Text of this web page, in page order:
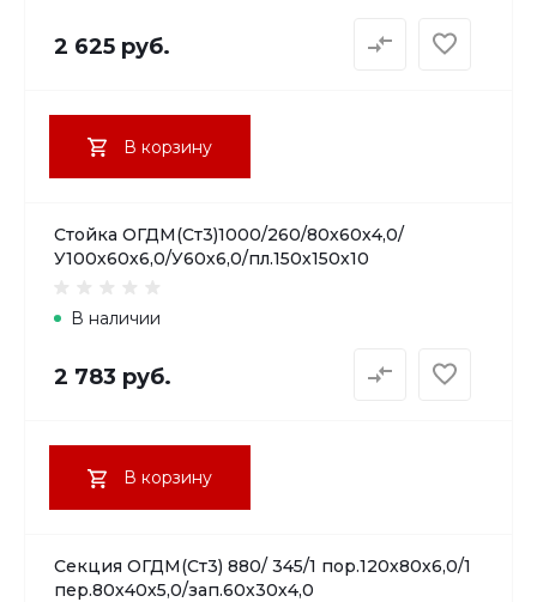
2 625 руб.
В корзину
Стойка ОГДМ(Ст3)1000/260/80х60х4,0/
У100х60х6,0/У60х6,0/пл.150х150х10
В наличии
2 783 руб.
В корзину
Секция ОГДМ(Ст3) 880/ 345/1 пор.120х80х6,0/1
пер.80х40х5,0/зап.60х30х4,0